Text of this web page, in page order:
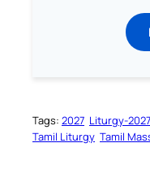
Tags: 2027 Liturgy-2027
Tamil Liturgy Tamil